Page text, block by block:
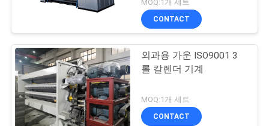
meltblown 생산 라
MOQ:1개 세트
CONTACT
외과용 가운 ISO9001 3
롤 칼렌더 기계
MOQ:1개 세트
CONTACT